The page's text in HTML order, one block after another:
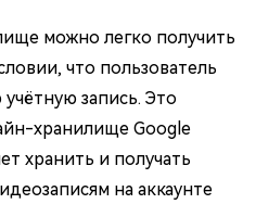
можно легко получить
что пользователь
запись. Это
хранилище Google
хранить и получать
на аккаунте